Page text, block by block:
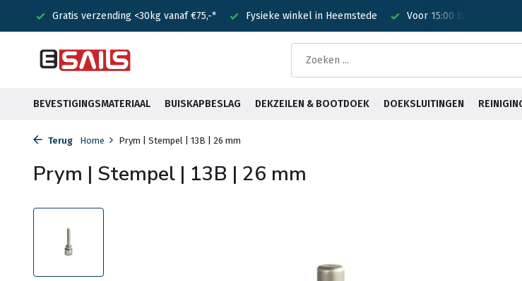
Gratis verzending <30kg vanaf €75,-* Fysieke winkel in Heemstede Voor 15:00 besteld? Is
BEVESTIGINGSMATERIAAL BUISKAPBESLAG DEKZEILEN & BOOTDOEK DOEKSLUITINGEN
Terug Home Prym | Stempel | 13B | 26 mm
Prym | Stempel | 13B | 26 mm